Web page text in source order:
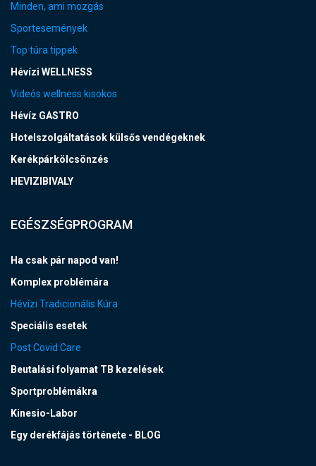
Minden, ami mozgás
Sportesemények
Top túra tippek
Hévízi WELLNESS
Videós wellness kisokos
Hévíz GASTRO
Hotelszolgáltatások külsős vendégeknek
Kerékpárkölcsönzés
HEVIZIBIVALY
EGÉSZSÉGPROGRAM
Ha csak pár napod van!
Komplex problémára
Hévízi Tradicionális Kúra
Speciális esetek
Post Covid Care
Beutalási folyamat TB kezelések
Sportproblémákra
Kinesio-Labor
Egy derékfájás története - BLOG